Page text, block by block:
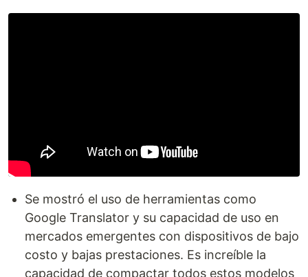
Se mostró el uso de herramientas como
Google Translator y su capacidad de uso en
mercados emergentes con dispositivos de bajo
costo y bajas prestaciones. Es increíble la
capacidad de compactar todos estos modelos